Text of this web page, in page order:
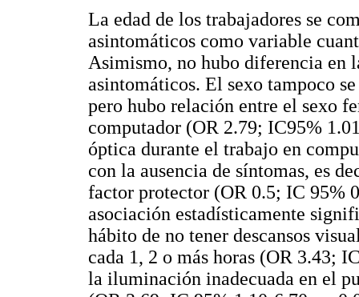
La edad de los trabajadores se
asintomáticos como variable
Asimismo, no hubo diferencia en
asintomáticos. El sexo tampoco
pero hubo relación entre el sexo
computador (OR 2.79; IC95%
óptica durante el trabajo en
con la ausencia de síntomas, es
factor protector (OR 0.5; IC 95%
asociación estadísticamente
hábito de no tener descansos
cada 1, 2 o más horas (OR 3.43;
la iluminación inadecuada en el